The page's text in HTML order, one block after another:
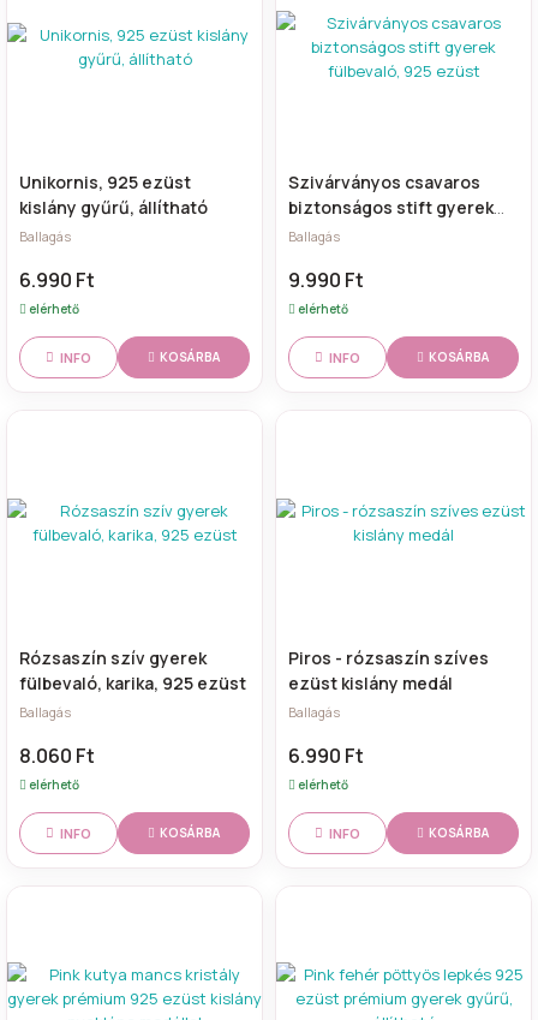
Unikornis, 925 ezüst
kislány gyűrű, állítható
Ballagás
6.990 Ft
elérhető
INFO KOSÁRBA
Szivárványos csavaros
biztonságos stift gyerek
fülbevaló, 925 ezüst
Ballagás
9.990 Ft
elérhető
INFO KOSÁRBA
Rózsaszín szív gyerek
fülbevaló, karika, 925 ezüst
Ballagás
8.060 Ft
elérhető
INFO KOSÁRBA
Piros - rózsaszín szíves
ezüst kislány medál
Ballagás
6.990 Ft
elérhető
INFO KOSÁRBA